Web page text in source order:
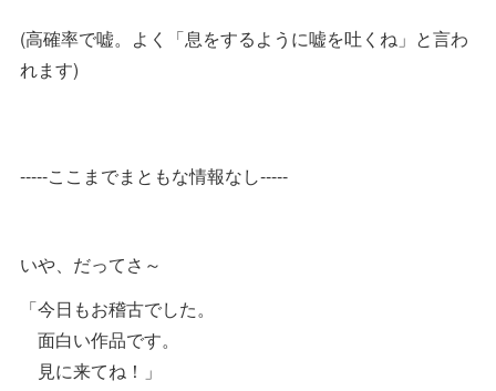
(高確率で嘘。よく「息をするように嘘を吐くね」と言わ
れます)
-----ここまでまともな情報なし-----
いや、だってさ～
「今日もお稽古でした。
面白い作品です。
見に来てね！」